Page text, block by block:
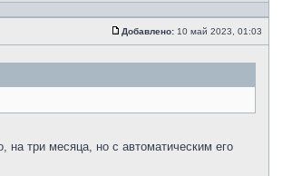
Добавлено: 10 май 2023, 01:03
на три месяца, но с автоматическим его